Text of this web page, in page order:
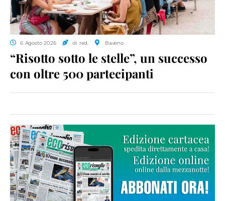
6 Agosto 2026 di red. Baveno
“Risotto sotto le stelle”, un successo
con oltre 500 partecipanti